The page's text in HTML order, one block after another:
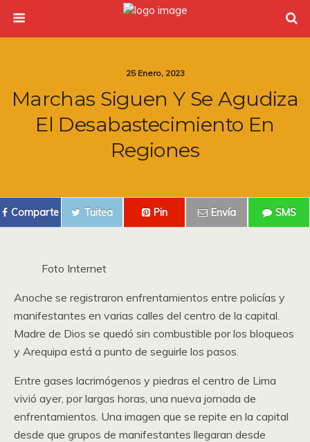
25 Enero, 2023
Marchas Siguen Y Se Agudiza
El Desabastecimiento En
Regiones
Comparte Tuitea Pin Envía SMS
Foto Internet
Anoche se registraron enfrentamientos entre policías y
manifestantes en varias calles del centro de la capital.
Madre de Dios se quedó sin combustible por los bloqueos
y Arequipa está a punto de seguirle los pasos.
Entre gases lacrimógenos y piedras el centro de Lima
vivió ayer, por largas horas, una nueva jornada de
enfrentamientos. Una imagen que se repite en la capital
desde que grupos de manifestantes llegaran desde